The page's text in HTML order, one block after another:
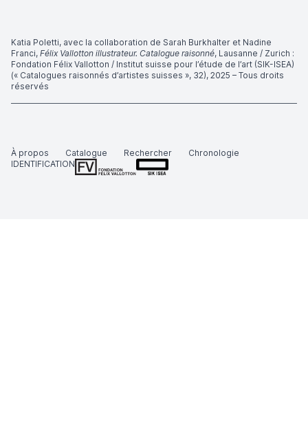
Katia Poletti, avec la collaboration de Sarah Burkhalter et Nadine
Franci, Félix Vallotton illustrateur. Catalogue raisonné, Lausanne / Zurich :
Fondation Félix Vallotton / Institut suisse pour l’étude de l’art (SIK-ISEA)
(« Catalogues raisonnés d’artistes suisses », 32), 2025 – Tous droits
réservés
À propos Catalogue Rechercher
Chronologie
IDENTIFICATION